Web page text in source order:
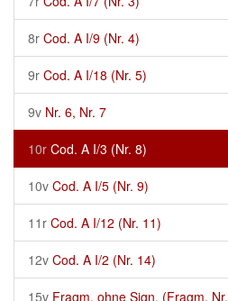
8r Cod. A I/9 (Nr. 4)
9r Cod. A I/18 (Nr. 5)
9v Nr. 6, Nr. 7
10r Cod. A I/3 (Nr. 8)
10v Cod. A I/5 (Nr. 9)
11r Cod. A I/12 (Nr. 11)
12v Cod. A I/2 (Nr. 14)
15v Fragm. ohne Sign. (Fragm. Nr.